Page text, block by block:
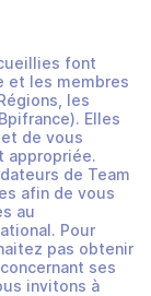
font
et les membres
les
Elles
de vous
appropriée.
de Team
afin de vous
au
Pour
pas obtenir
ses
invitons à